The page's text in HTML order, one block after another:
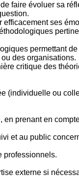
faire évoluer sa
ses
permettant
des organisations.
critique des
(individuelle ou
prenant en
et au public
professionnels.
externe si